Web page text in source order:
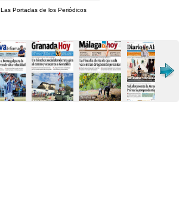
Las Portadas de los Periódicos